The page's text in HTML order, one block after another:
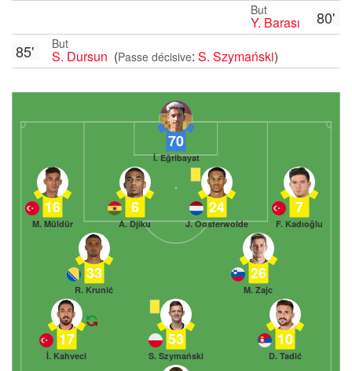
80'
But
Y. Barası
But
S. Dursun (Passe décisive: S. Szymański)
85'
70
İ. Eğribayat
7
F. Kadıoğlu
24
J. Oosterwolde
6
A. Djiku
16
M. Müldür
26
M. Zajc
33
R. Krunić
10
D. Tadić
53
S. Szymański
17
İ. Kahveci